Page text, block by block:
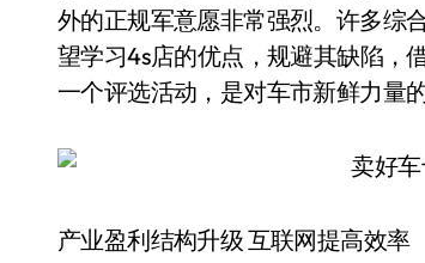
外的正规军意愿非常强烈。许多综
望学习4s店的优点，规避其缺陷，
一个评选活动，是对车市新鲜力量
产业盈利结构升级 互联网提高效率